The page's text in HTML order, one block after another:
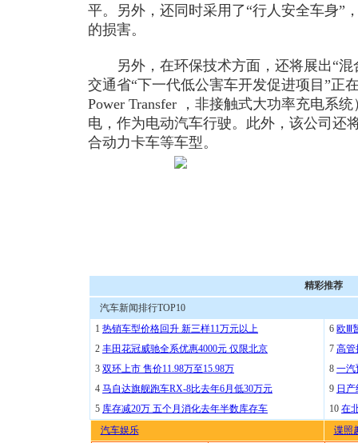
平。另外，还同时采用了“行人安全车身”
的损害。
另外，在环保技术方面，还将展出“混
交通省“下一代低公害车开发促进项目”正
Power Transfer ，非接触式大功率充电系
电，作为电动汽车行驶。此外，该公司还
合动力卡车等车型。
精彩推荐
汽车新闻排行TOP10
1 热销车型价格回升 新三样11万元以上
2 丰田花冠威驰全系优惠4000元 仅限北京
3 双环上市 售价11.98万至15.98万
4 马自达旗舰跑车RX-8比去年6月低30万元
5 库存减20万 五个月消化去年半数库存车
6 欧Ⅲ
7 高管
8 一汽
9 日
10 在
汽车娱乐
谍照